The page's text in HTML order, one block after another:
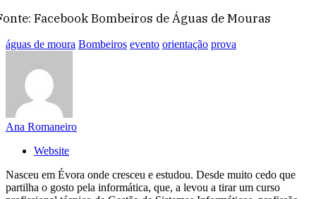
Facebook Bombeiros de Águas de Mouras
águas de moura Bombeiros evento orientação prova
Ana Romaneiro
Website
Nasceu em Évora onde cresceu e estudou. Desde muito cedo que
partilha o gosto pela informática, que, a levou a tirar um curso